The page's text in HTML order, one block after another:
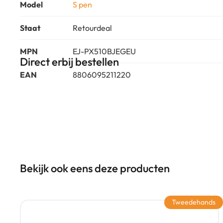
Model S pen
Staat Retourdeal
MPN EJ-PX510BJEGEU
EAN 8806095211220
Direct erbij bestellen
Bekijk ook eens deze producten
Tweedehands